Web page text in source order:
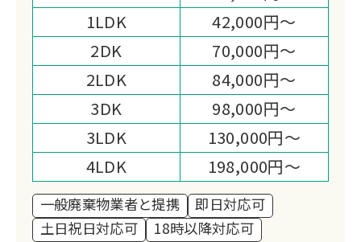
1LDK
42,000円～
2DK
70,000円～
2LDK
84,000円～
3DK
98,000円～
3LDK
130,000円～
4LDK
198,000円～
一般廃棄物業者と提携
即日対応可
土日祝日対応可
18時以降対応可